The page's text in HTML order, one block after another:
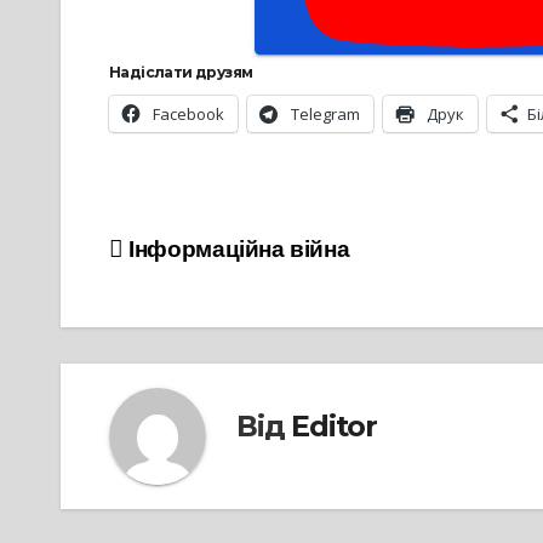
Надіслати друзям
Facebook Telegram Друк
Навігація
Інформаційна війна
Від Editor